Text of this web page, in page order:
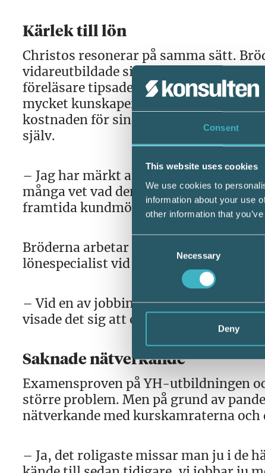
Consent
This website uses cookies
We use cookies to
information about your use
other information that
Necessary
Deny
Kärlek till lön
Christos resonerar på samma sätt.
vidareutbildade sig till
föreläsare tipsade om att en titel som
mycket kunskaper på vägen var
kostnaden för sin
själv.
– Jag har märkt att de flesta känner
många vet vad den innebär inom lön.
framtida kundmöten, för det ger en
Bröderna arbetar i dagsläget båda på
lönespecialist vid Amesto. Även där
– Vid en av jobbintervjuerna
visade det sig att en av de som
Saknade nätverkande
Examensproven på YH-utbildningen
större problem. Men på grund av
nätverkande med kurskamraterna
– Ja, det roligaste missar man ju i de